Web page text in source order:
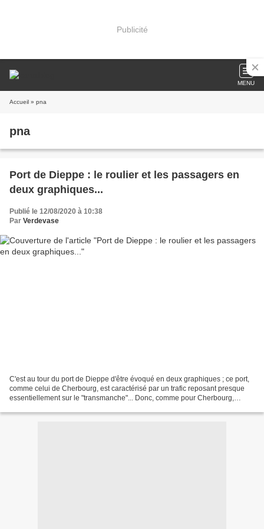
Publicité
MENU
Accueil » pna
pna
Port de Dieppe : le roulier et les passagers en
deux graphiques...
Publié le 12/08/2020 à 10:38
Par Verdevase
C'est au tour du port de Dieppe d'être évoqué en deux graphiques ; ce port,
comme celui de Cherbourg, est caractérisé par un trafic reposant presque
essentiellement sur le "transmanche"... Donc, comme pour Cherbourg,